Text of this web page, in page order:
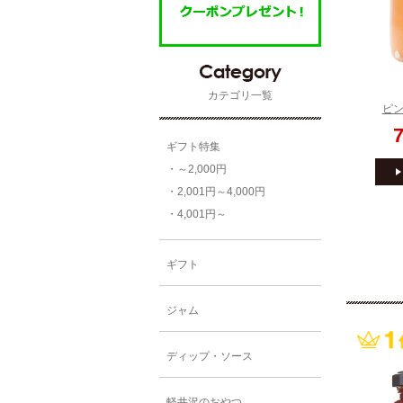
カテゴリ一覧
ギフト特集
・～2,000円
・2,001円～4,000円
・4,001円～
ギフト
ジャム
ディップ・ソース